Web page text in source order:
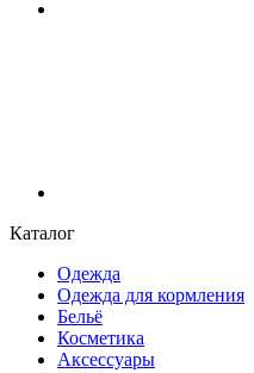
Каталог
Одежда
Одежда для кормления
Бельё
Косметика
Аксессуары